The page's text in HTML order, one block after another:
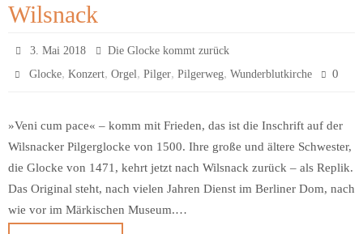
Wilsnack
3. Mai 2018
Die Glocke kommt zurück
Glocke,Konzert,Orgel,Pilger,Pilgerweg,Wunderblutkirche 0
»Veni cum pace« – komm mit Frieden, das ist die Inschrift auf der
Wilsnacker Pilgerglocke von 1500. Ihre große und ältere Schwester,
die Glocke von 1471, kehrt jetzt nach Wilsnack zurück – als Replik.
Das Original steht, nach vielen Jahren Dienst im Berliner Dom, nach
wie vor im Märkischen Museum.…